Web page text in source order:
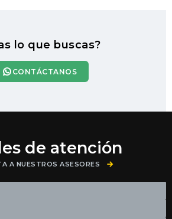
lo que buscas?
CONTÁCTANOS
de atención
A NUESTROS ASESORES